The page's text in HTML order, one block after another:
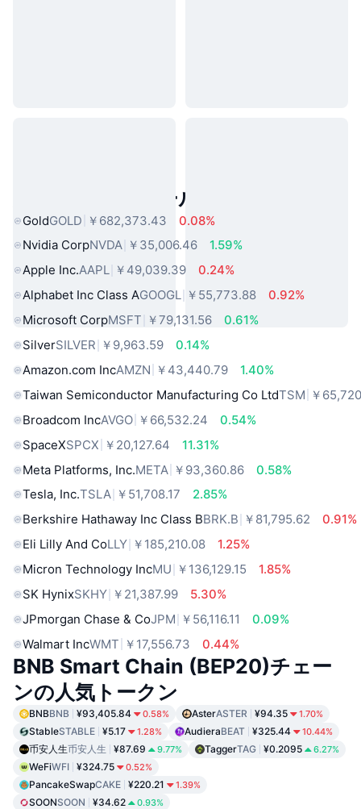
人気のリアルワールドアセット
GoldGOLD ￥682,373.43
0.08%
Nvidia CorpNVDA ￥35,006.46
1.59%
Apple Inc.AAPL ￥49,039.39
0.24%
Alphabet Inc Class AGOOGL ￥55,773.88
0.92%
Microsoft CorpMSFT ￥79,131.56
0.61%
SilverSILVER ￥9,963.59
0.14%
Amazon.com IncAMZN ￥43,440.79
1.40%
Taiwan Semiconductor Manufacturing Co LtdTSM ￥
Broadcom IncAVGO ￥66,532.24
0.54%
SpaceXSPCX ￥20,127.64
11.31%
Meta Platforms, Inc.META ￥93,360.86
0.58%
Tesla, Inc.TSLA ￥51,708.17
2.85%
Berkshire Hathaway Inc Class BBRK.B ￥81,795.62
0.91%
Eli Lilly And CoLLY ￥185,210.08
1.25%
Micron Technology IncMU ￥136,129.15
1.85%
SK HynixSKHY ￥21,387.99
5.30%
JPmorgan Chase & CoJPM ￥56,116.11
0.09%
Walmart IncWMT ￥17,556.73 0.44%
BNB Smart Chain (BEP20)チェー
ンの人気トークン
BNBBNB ¥93,405.84 0.58% AsterASTER ¥94.35 1.70%
StableSTABLE ¥5.17 1.28% AudieraBEAT ¥325.44 10.44%
币安人生币安人生 ¥87.69 9.77% TaggerTAG ¥0.2095 6.27%
WeFiWFI ¥324.75 0.52%
PancakeSwapCAKE ¥220.21 1.39%
SOONSOON ¥34.62 0.93%